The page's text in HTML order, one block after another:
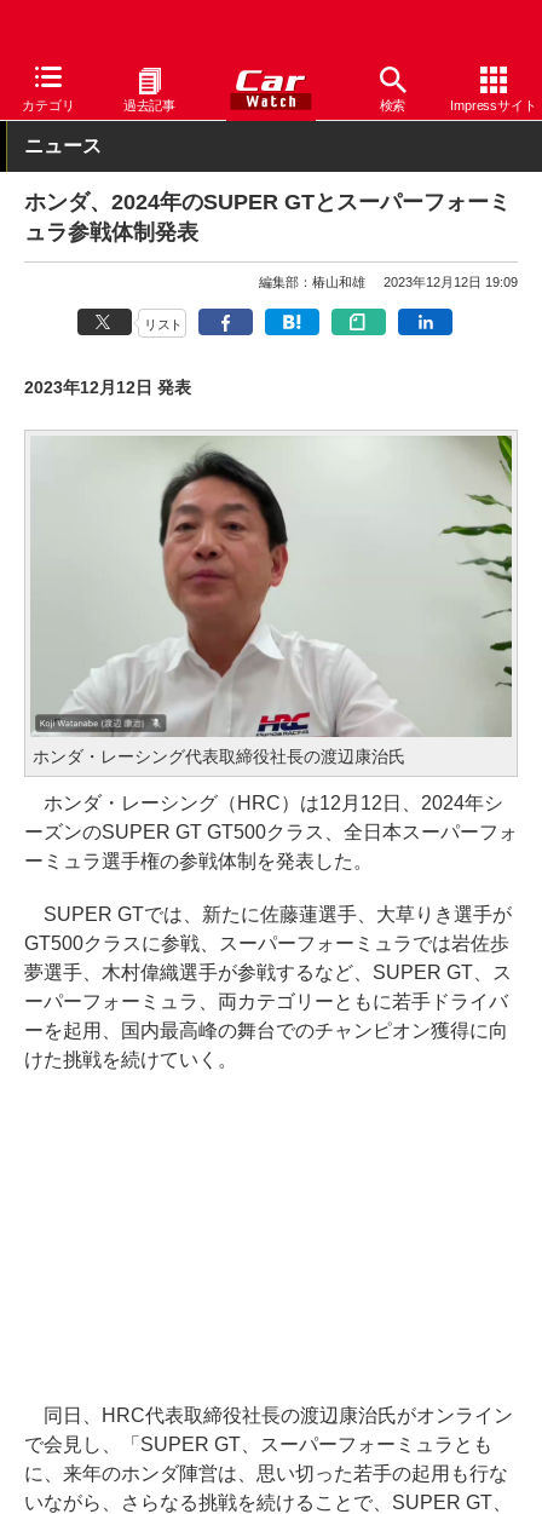
カテゴリ 過去記事 検索 Impressサイト
Car Watch 自動車 ホンダ
ニュース
ホンダ、2024年のSUPER GTとスーパーフォーミ
ュラ参戦体制発表
編集部：椿山和雄 2023年12月12日 19:09
リスト
2023年12月12日 発表
ホンダ・レーシング代表取締役社長の渡辺康治氏
ホンダ・レーシング（HRC）は12月12日、2024年シ
ーズンのSUPER GT GT500クラス、全日本スーパーフォ
ーミュラ選手権の参戦体制を発表した。
SUPER GTでは、新たに佐藤蓮選手、大草りき選手が
GT500クラスに参戦、スーパーフォーミュラでは岩佐歩
夢選手、木村偉織選手が参戦するなど、SUPER GT、ス
ーパーフォーミュラ、両カテゴリーともに若手ドライバ
ーを起用、国内最高峰の舞台でのチャンピオン獲得に向
けた挑戦を続けていく。
同日、HRC代表取締役社長の渡辺康治氏がオンライン
で会見し、「SUPER GT、スーパーフォーミュラとも
に、来年のホンダ陣営は、思い切った若手の起用も行な
いながら、さらなる挑戦を続けることで、SUPER GT、